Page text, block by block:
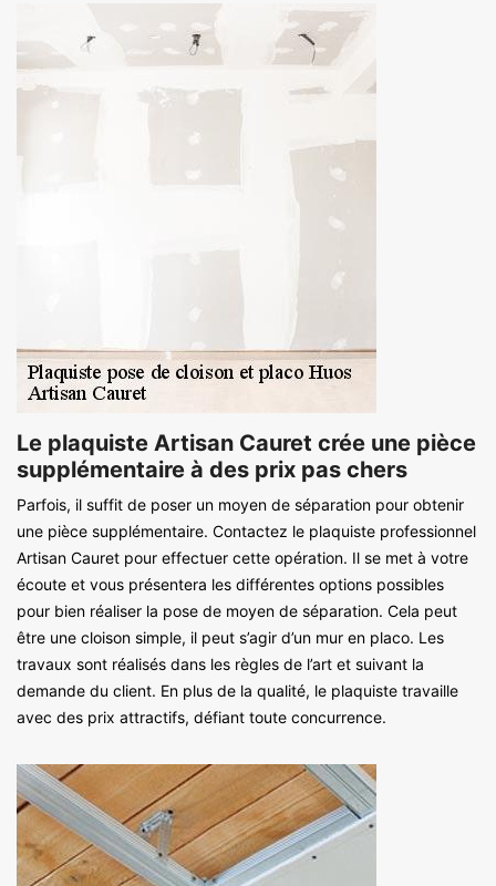
Le plaquiste Artisan Cauret crée une pièce
supplémentaire à des prix pas chers
Parfois, il suffit de poser un moyen de séparation pour obtenir
une pièce supplémentaire. Contactez le plaquiste professionnel
Artisan Cauret pour effectuer cette opération. Il se met à votre
écoute et vous présentera les différentes options possibles
pour bien réaliser la pose de moyen de séparation. Cela peut
être une cloison simple, il peut s’agir d’un mur en placo. Les
travaux sont réalisés dans les règles de l’art et suivant la
demande du client. En plus de la qualité, le plaquiste travaille
avec des prix attractifs, défiant toute concurrence.